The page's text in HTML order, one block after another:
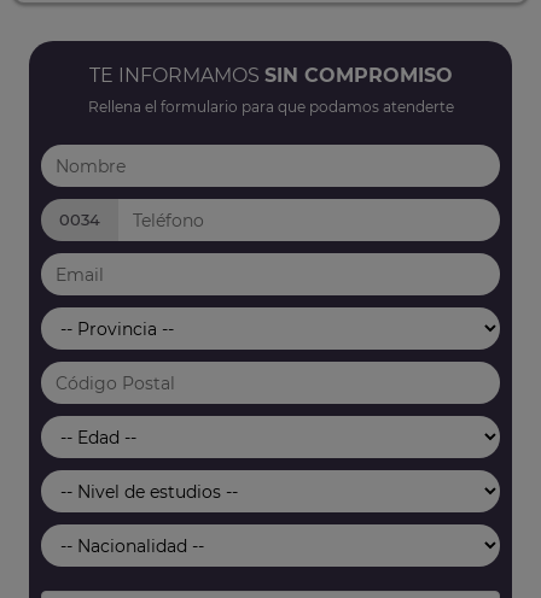
TE INFORMAMOS SIN COMPROMISO
Rellena el formulario para que podamos atenderte
0034